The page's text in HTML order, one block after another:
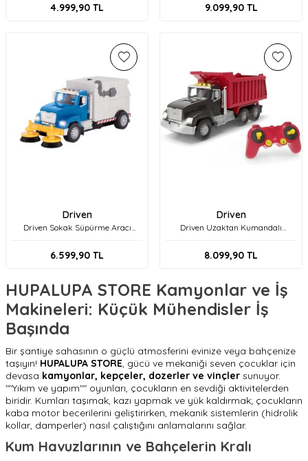
4.999,90 TL 9.099,90TL
Driven
Driven Sokak Süpürme Aracı
6.599,90 TL
Driven
Driven Uzaktan Kumandalı
8.099,90 TL
HUPALUPA STORE Kamyonlar ve İş
Makineleri: Küçük Mühendisler İş
Başında
Bir şantiye sahasının o güçlü atmosferini evinize veya bahçenize
taşıyın! HUPALUPA STORE, gücü ve mekaniği seven çocuklar için
devasa kamyonlar, kepçeler, dozerler ve vinçler sunuyor.
""Yıkım ve yapım"" oyunları, çocukların en sevdiği aktivitelerden
biridir. Kumları taşımak, kazı yapmak ve yük kaldırmak; çocukların
kaba motor becerilerini geliştirirken, mekanik sistemlerin (hidrolik
kollar, damperler) nasıl çalıştığını anlamalarını sağlar.
Kum Havuzlarının ve Bahçelerin Kralı